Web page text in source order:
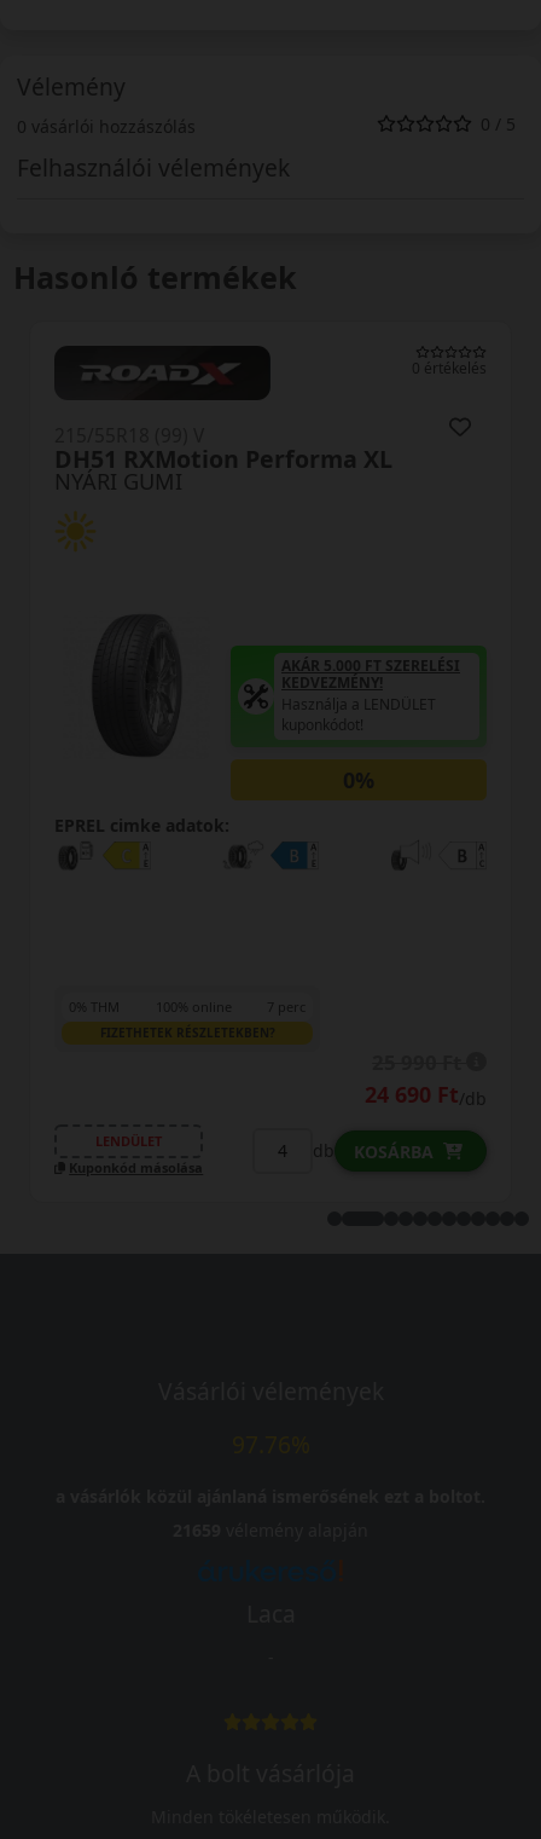
Vélemény
0 vásárlói hozzászólás 0 / 5
Felhasználói vélemények
Hasonló termékek
0 értékelés
NYÁRI GUMI
SecuraDrive XL
AKÁR 5.000 FT SZERELÉSI
KEDVEZMÉNY!
Használja a LENDÜLET
kuponkódot!
0%
EPREL cimke adatok:
0% THM 100% online 7 perc
FIZETHETEK RÉSZLETEKBEN?
23 690 Ft/db
LENDÜLET
Kuponkód másolása
db KOSÁRBA